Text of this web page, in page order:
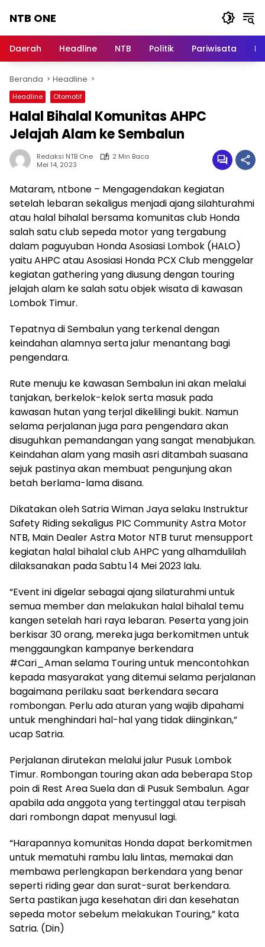
NTB ONE
dan
Berita
Lombok
Daerah Headline NTB Politik Pariwisata
Beranda Headline
Headline Otomotif
Halal Bihalal Komunitas AHPC
Jelajah Alam ke Sembalun
Redaksi NTB One
2 Min Baca
Mei 14, 2023
Mataram, ntbone – Mengagendakan kegiatan
setelah lebaran sekaligus menjadi ajang silahturahmi
atau halal bihalal bersama komunitas club Honda
salah satu club sepeda motor yang tergabung
dalam paguyuban Honda Asosiasi Lombok (HALO)
yaitu AHPC atau Asosiasi Honda PCX Club menggelar
kegiatan gathering yang diusung dengan touring
jelajah alam ke salah satu objek wisata di kawasan
Lombok Timur.
Tepatnya di Sembalun yang terkenal dengan
keindahan alamnya serta jalur menantang bagi
pengendara.
Rute menuju ke kawasan Sembalun ini akan melalui
tanjakan, berkelok-kelok serta masuk pada
kawasan hutan yang terjal dikelilingi bukit. Namun
selama perjalanan juga para pengendara akan
disuguhkan pemandangan yang sangat menabjukan.
Keindahan alam yang masih asri ditambah suasana
sejuk pastinya akan membuat pengunjung akan
betah berlama-lama disana.
Dikatakan oleh Satria Wiman Jaya selaku Instruktur
Safety Riding sekaligus PIC Community Astra Motor
NTB, Main Dealer Astra Motor NTB turut mensupport
kegiatan halal bihalal club AHPC yang alhamdulilah
dilaksanakan pada Sabtu 14 Mei 2023 lalu.
“Event ini digelar sebagai ajang silaturahmi untuk
semua member dan melakukan halal bihalal temu
kangen setelah hari raya lebaran. Peserta yang join
berkisar 30 orang, mereka juga berkomitmen untuk
menggaungkan kampanye berkendara
#Cari_Aman selama Touring untuk mencontohkan
kepada masyarakat yang ditemui selama perjalanan
bagaimana perilaku saat berkendara secara
rombongan. Perlu ada aturan yang wajib dipahami
untuk menghindari hal-hal yang tidak diinginkan,”
ucap Satria.
Perjalanan dirutekan melalui jalur Pusuk Lombok
Timur. Rombongan touring akan ada beberapa Stop
poin di Rest Area Suela dan di Pusuk Sembalun. Agar
apabila ada anggota yang tertinggal atau terpisah
dari rombongn dapat menyusul lagi.
“Harapannya komunitas Honda dapat berkomitmen
untuk mematuhi rambu lalu lintas, memakai dan
membawa perlengkapan berkendara yang benar
seperti riding gear dan surat-surat berkendara.
Serta pastikan juga kesehatan diri dan kesehatan
sepeda motor sebelum melakukan Touring,” kata
Satria. (Din)